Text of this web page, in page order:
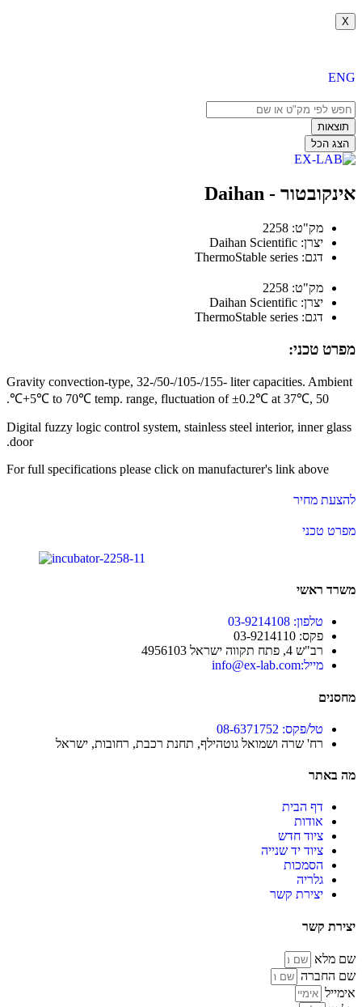
X
ENG
Search
...תוצאות
הצג הכל
אינקובטור - Daihan
מק"ט: 2258
יצרן: Daihan Scientific
דגם: ThermoStable series
מק"ט: 2258
יצרן: Daihan Scientific
דגם: ThermoStable series
מפרט טכני:
Gravity convection-type, 32-/50-/105-/155- liter capacities. Ambient
+5℃ to 70℃ temp. range, fluctuation of ±0.2℃ at 37℃, 50℃.
Digital fuzzy logic control system, stainless steel interior, inner glass
door.
For full specifications please click on manufacturer's link above
להצעת מחיר
מפרט טכני
משרד ראשי
טלפון: 03-9214108
פקס: 03-9214110
רב"ש 4, פתח תקווה ישראל 4956103
מייל:info@ex-lab.com
מחסנים
טל/פקס: 08-6371752
רח' שרה ושמואל גוטהילף, תחנת רכבת, רחובות, ישראל
מה באתר
דף הבית
אודות
ציוד חדש
ציוד יד שנייה
הסמכות
גלריה
יצירת קשר
יצירת קשר
שם מלא
שם החברה
אימייל